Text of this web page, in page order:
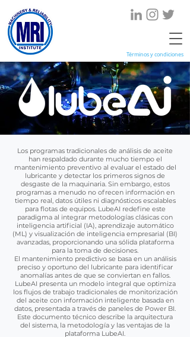
Términos y condiciones
Los programas tradicionales de análisis de aceite
han respaldado durante mucho tiempo el
mantenimiento preventivo al evaluar el estado del
lubricante y detectar los primeros signos de
desgaste de la maquinaria. Sin embargo, estos
programas a menudo no ofrecen información en
tiempo real, datos útiles ni diagnósticos escalables
para flotas de equipos. LubeAI redefine este
paradigma al integrar metodologías clásicas con
inteligencia artificial (IA), aprendizaje automático
(ML) y visualización de inteligencia empresarial (BI)
avanzadas, proporcionando una sólida plataforma
para la toma de decisiones.
El mantenimiento predictivo se basa en un análisis
preciso y oportuno del lubricante para identificar
anomalías antes de que se conviertan en fallos.
LubeAI presenta un modelo integral que optimiza
los flujos de trabajo tradicionales de monitorización
del aceite con información inteligente basada en
datos, presentada a través de paneles de Power BI.
Este documento técnico describe la arquitectura
del sistema, la metodología y las ventajas de la
plataforma LubeAI.